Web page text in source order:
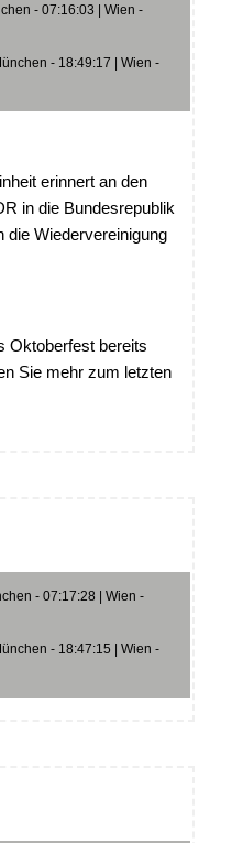
- 07:16:03 | Wien -
- 18:49:17 | Wien -
erinnert an den
in die Bundesrepublik
die Wiedervereinigung
Oktoberfest bereits
Sie mehr zum letzten
- 07:17:28 | Wien -
- 18:47:15 | Wien -